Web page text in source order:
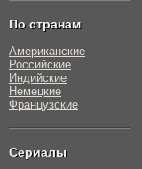
По странам
Американские
Российские
Индийские
Немецкие
Французские
Сериалы